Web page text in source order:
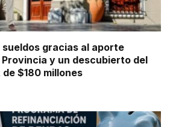
sueldos gracias al aporte
y un descubierto del
$180 millones